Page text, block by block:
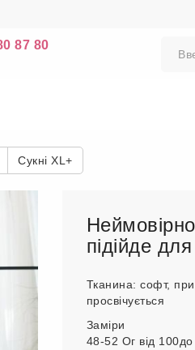
87 80
Сукні XL+
підійде
Тканина: софт,
просвічується
Заміри
48-52 Ог від